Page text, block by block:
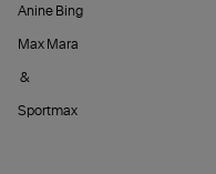
Anine Bing
Max Mara
&
Sportmax